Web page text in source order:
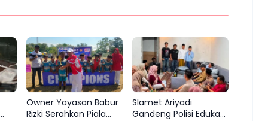
Owner Yayasan Babur
Rizki Serahkan Piala
Slamet Ariyadi
Gandeng Polisi Edukasi